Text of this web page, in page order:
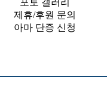
제휴/후원 문의
아마 단증 신청